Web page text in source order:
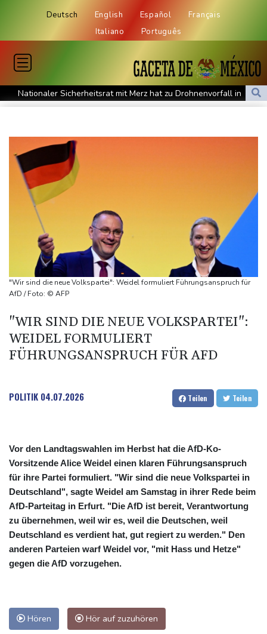
Deutsch English Español
Français
Italiano
Português
Nationaler Sicherheitsrat mit Merz hat zu Drohnenvorfall in
Leipzig getagt
Regierung und Opposition in Venezuela nehmen offiziellen
Dialog auf - ohne Machado
Schwimm-EM: Gose holt Gold im Freiwasser-Knockout
Angeblicher "Geburtstourismus": Trump unternimmt neuen
Vorstoß im Streit um US-Staatsbürgerschaft
Würgeschlange an Kanalufer in Schleswig-Holstein entdeckt
Unter Traktor eingeklemmt: Zwölfjähriger stirbt in Nordrhein-
Westfalen
Sri Lanka setzt nach Unruhen in Gefängnis Soldaten ein
Zuwächse in der Autobranche: Industrieproduktion legt im Juni
76-jähriger Landwirt in Nordrhein-Westfalen von Traktor
überrollt und getötet
"Wir sind die neue Volkspartei": Weidel formuliert Führungsanspruch für
AfD / Foto: © AFP
"WIR SIND DIE NEUE VOLKSPARTEI":
WEIDEL FORMULIERT
FÜHRUNGSANSPRUCH FÜR AFD
POLITIK 04.07.2026 Teilen Teilen
Vor den Landtagswahlen im Herbst hat die AfD-Ko-
Vorsitzende Alice Weidel einen klaren Führungsanspruch
für ihre Partei formuliert. "Wir sind die neue Volkspartei in
Deutschland", sagte Weidel am Samstag in ihrer Rede beim
AfD-Parteitag in Erfurt. "Die AfD ist bereit, Verantwortung
zu übernehmen, weil wir es, weil die Deutschen, weil
Deutschland es verdient hat, gut regiert zu werden." Den
anderen Parteien warf Weidel vor, "mit Hass und Hetze"
gegen die AfD vorzugehen.
Hören Hör auf zuzuhören